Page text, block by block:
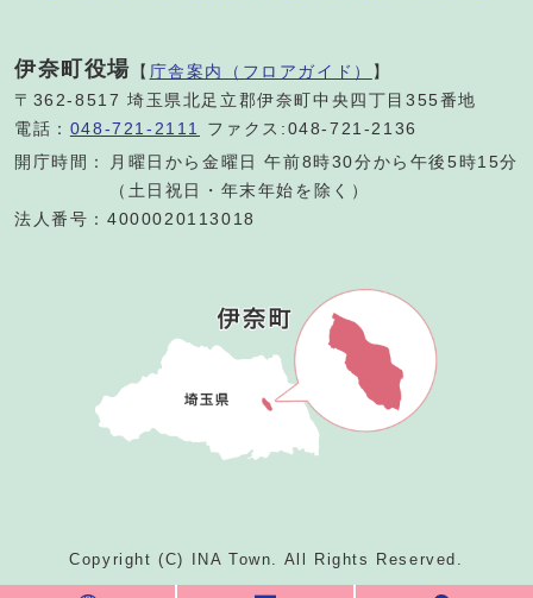
伊奈町役場 【 庁舎案内（フロアガイド） 】
〒362-8517 埼玉県北足立郡伊奈町中央四丁目355番地
電話： 048-721-2111
ファクス:048-721-2136
開庁時間：
月曜日から金曜日 午前8時30分から午後5時15分
（土日祝日・年末年始を除く）
法人番号：4000020113018
Copyright (C) INA Town. All Rights Reserved.